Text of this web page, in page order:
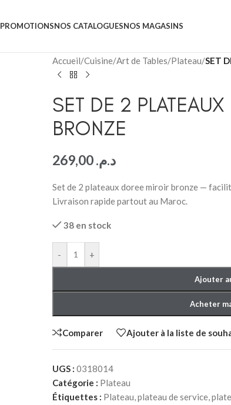
PROMOTIONSNOS CATALOGUESNOS MAGASINS
Accueil/Cuisine/Art de Tables/Plateau/SET
SET DE 2
BRONZE
د.م.269,00
Set de 2 plateaux doree miroir bronze —
Livraison rapide partout au Maroc.
38 en stock
- +
Ajouter
Acheter
Comparer Ajouter à la liste de
UGS : 0318014
Catégorie : Plateau
Étiquettes : Plateau,plateau de service,